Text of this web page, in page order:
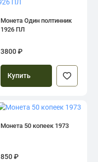
Монета Один полтинник
1926 ПЛ
3800 ₽
Купить
Монета 50 копеек 1973
850 ₽